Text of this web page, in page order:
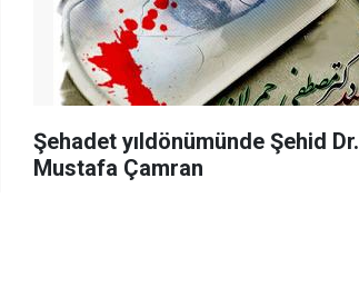
Şehadet yıldönümünde Şehid Dr.
Mustafa Çamran